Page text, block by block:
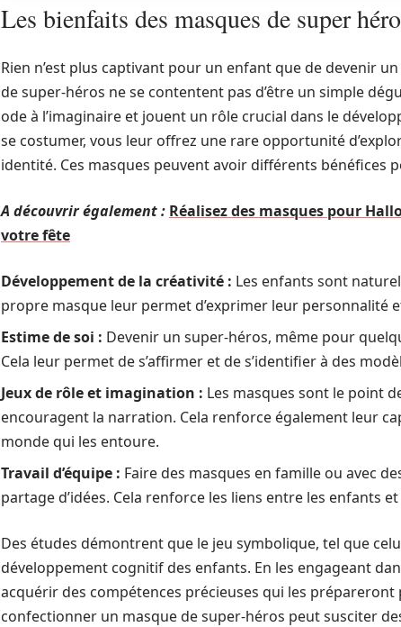
Les bienfaits des masques de super
Rien n’est plus captivant pour un enfant que de devenir
de super-héros ne se contentent pas d’être un simple
ode à l’imaginaire et jouent un rôle crucial dans le
se costumer, vous leur offrez une rare opportunité
identité. Ces masques peuvent avoir différents bénéfices
A découvrir également : Réalisez des masques pour
votre fête
Développement de la créativité : Les enfants sont
propre masque leur permet d’exprimer leur personnalité
Estime de soi : Devenir un super-héros, même pour
Cela leur permet de s’affirmer et de s’identifier à des
Jeux de rôle et imagination : Les masques sont le point
encouragent la narration. Cela renforce également leur
monde qui les entoure.
Travail d’équipe : Faire des masques en famille ou avec
partage d’idées. Cela renforce les liens entre les enfants
Des études démontrent que le jeu symbolique, tel que
développement cognitif des enfants. En les engageant
acquérir des compétences précieuses qui les prépareront
confectionner un masque de super-héros peut susciter